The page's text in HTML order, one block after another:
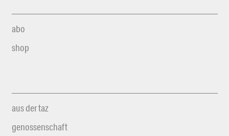
abo
shop
aus der taz
genossenschaft